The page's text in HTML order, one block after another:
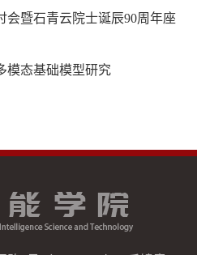
会暨石青云院士诞辰90周年座
模态基础模型研究